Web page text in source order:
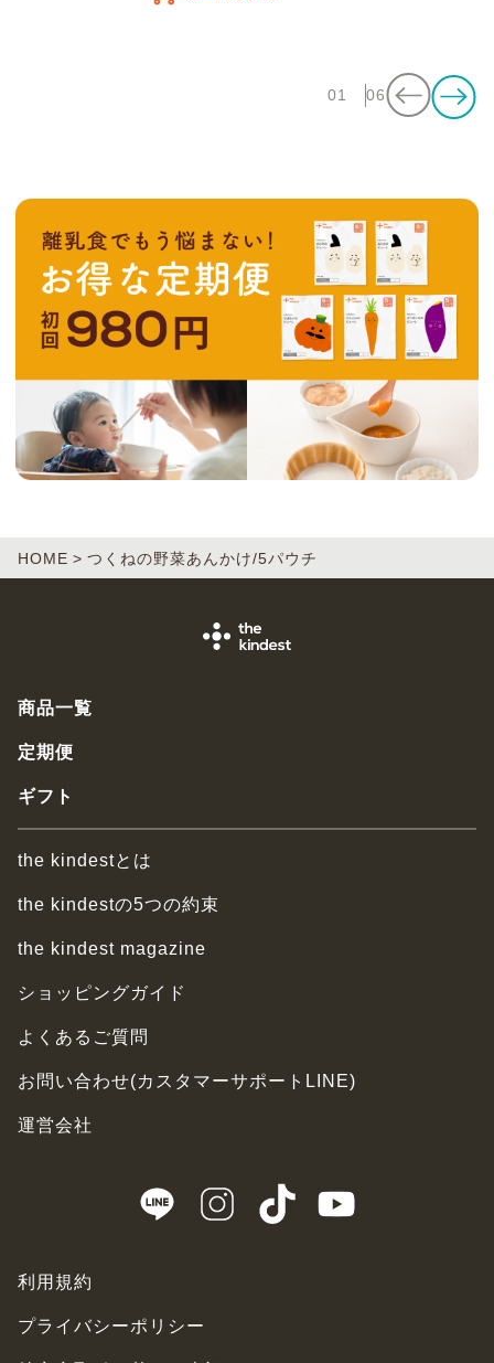
01 06
HOME つくねの野菜あんかけ/5パウチ
商品一覧
定期便
ギフト
the kindestとは
the kindestの5つの約束
the kindest magazine
ショッピングガイド
よくあるご質問
お問い合わせ(カスタマーサポートLINE)
運営会社
利用規約
プライバシーポリシー